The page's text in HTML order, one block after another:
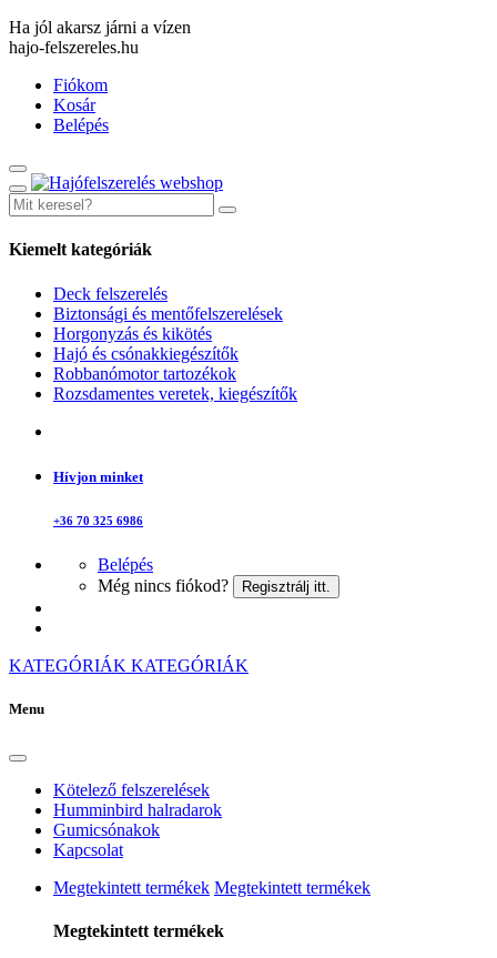
Ha jól akarsz járni a vízen
hajo-felszereles.hu
Fiókom
Kosár
Belépés
Kiemelt kategóriák
Deck felszerelés
Biztonsági és mentőfelszerelések
Horgonyzás és kikötés
Hajó és csónakkiegészítők
Robbanómotor tartozékok
Rozsdamentes veretek, kiegészítők
Hívjon minket
+36 70 325 6986
Belépés
Még nincs fiókod?
Regisztrálj itt.
KATEGÓRIÁK KATEGÓRIÁK
Menu
Kötelező felszerelések
Humminbird halradarok
Gumicsónakok
Kapcsolat
Megtekintett termékek Megtekintett termékek
Megtekintett termékek